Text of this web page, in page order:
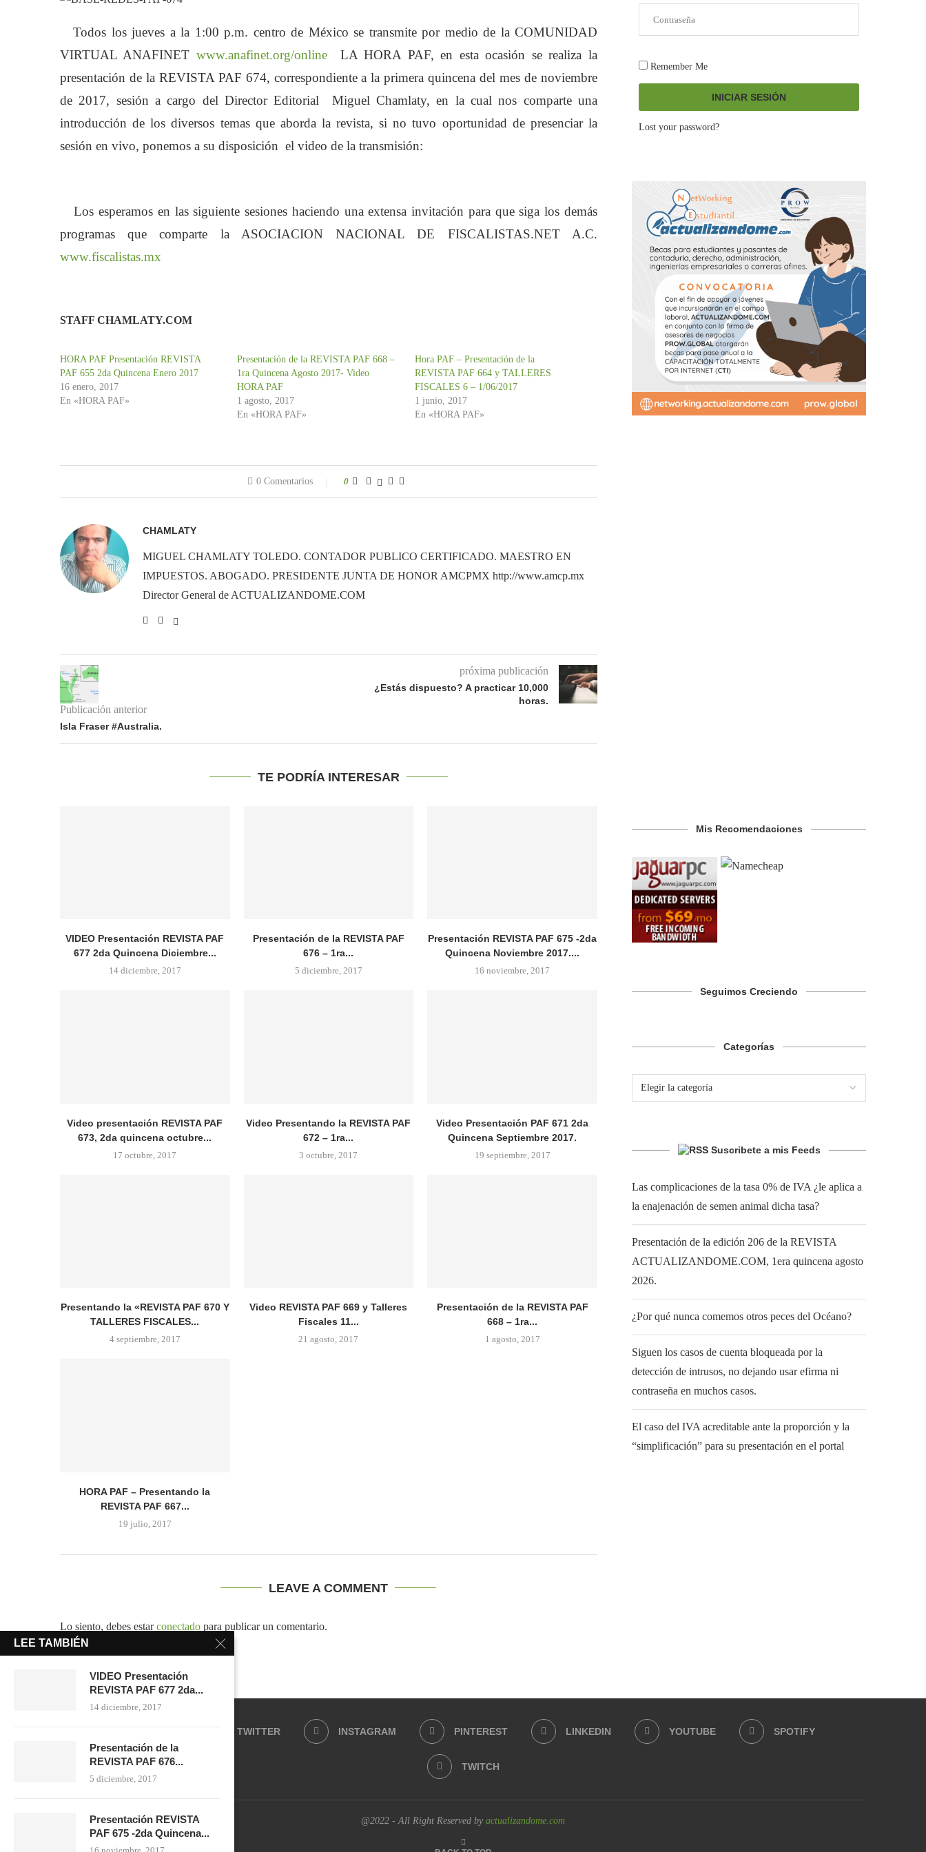
Todos los jueves a la 1:00 p.m. centro de México se transmite por medio de la COMUNIDAD
VIRTUAL ANAFINET www.anafinet.org/online LA HORA PAF, en esta ocasión se realiza la
presentación de la REVISTA PAF 674, correspondiente a la primera quincena del mes de noviembre
de 2017, sesión a cargo del Director Editorial Miguel Chamlaty, en la cual nos comparte una
introducción de los diversos temas que aborda la revista, si no tuvo oportunidad de presenciar la
sesión en vivo, ponemos a su disposición el video de la transmisión:
Los esperamos en las siguiente sesiones haciendo una extensa invitación para que siga los demás
programas que comparte la ASOCIACION NACIONAL DE FISCALISTAS.NET A.C.
www.fiscalistas.mx
STAFF CHAMLATY.COM
HORA PAF Presentación REVISTA
PAF 655 2da Quincena Enero 2017
16 enero, 2017
En «HORA PAF»
Presentación de la REVISTA PAF 668 –
1ra Quincena Agosto 2017- Video
HORA PAF
1 agosto, 2017
En «HORA PAF»
Hora PAF – Presentación de la
REVISTA PAF 664 y TALLERES
FISCALES 6 – 1/06/2017
1 junio, 2017
En «HORA PAF»
0 Comentarios 0
CHAMLATY
MIGUEL CHAMLATY TOLEDO. CONTADOR PUBLICO CERTIFICADO. MAESTRO EN
IMPUESTOS. ABOGADO. PRESIDENTE JUNTA DE HONOR AMCPMX http://www.amcp.mx
Director General de ACTUALIZANDOME.COM
Publicación anterior
Isla Fraser #Australia.
próxima publicación
¿Estás dispuesto? A practicar 10,000
horas.
TE PODRÍA INTERESAR
VIDEO Presentación REVISTA PAF
677 2da Quincena Diciembre...
14 diciembre, 2017
Presentación de la REVISTA PAF
676 – 1ra...
5 diciembre, 2017
Presentación REVISTA PAF 675 -2da
Quincena Noviembre 2017....
16 noviembre, 2017
Video presentación REVISTA PAF
673, 2da quincena octubre...
17 octubre, 2017
Video Presentando la REVISTA PAF
672 – 1ra...
3 octubre, 2017
Video Presentación PAF 671 2da
Quincena Septiembre 2017.
19 septiembre, 2017
Presentando la «REVISTA PAF 670 Y
TALLERES FISCALES...
4 septiembre, 2017
Video REVISTA PAF 669 y Talleres
Fiscales 11...
21 agosto, 2017
Presentación de la REVISTA PAF
668 – 1ra...
1 agosto, 2017
HORA PAF – Presentando la
REVISTA PAF 667...
19 julio, 2017
LEAVE A COMMENT
Lo siento, debes estarconectado para publicar un comentario.
Remember Me
INICIAR SESIÓN
Lost your password?
Mis Recomendaciones
Seguimos Creciendo
Categorías
Suscribete a mis Feeds
Las complicaciones de la tasa 0% de IVA ¿le aplica a
la enajenación de semen animal dicha tasa?
Presentación de la edición 206 de la REVISTA
ACTUALIZANDOME.COM, 1era quincena agosto
2026.
¿Por qué nunca comemos otros peces del Océano?
Siguen los casos de cuenta bloqueada por la
detección de intrusos, no dejando usar efirma ni
contraseña en muchos casos.
El caso del IVA acreditable ante la proporción y la
“simplificación” para su presentación en el portal
TWITTER INSTAGRAM PINTEREST LINKEDIN YOUTUBE SPOTIFY
TWITCH
@2022 - All Right Reserved by actualizandome.com
LEE TAMBIÉN
VIDEO Presentación
REVISTA PAF 677 2da...
14 diciembre, 2017
Presentación de la
REVISTA PAF 676...
5 diciembre, 2017
Presentación REVISTA
PAF 675 -2da Quincena...